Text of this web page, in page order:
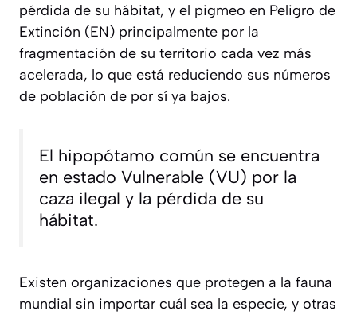
pérdida de su hábitat, y el pigmeo en Peligro de
Extinción (EN) principalmente por la
fragmentación de su territorio cada vez más
acelerada, lo que está reduciendo sus números
de población de por sí ya bajos.
El hipopótamo común se encuentra
en estado Vulnerable (VU) por la
caza ilegal y la pérdida de su
hábitat.
Existen organizaciones que protegen a la fauna
mundial sin importar cuál sea la especie, y otras